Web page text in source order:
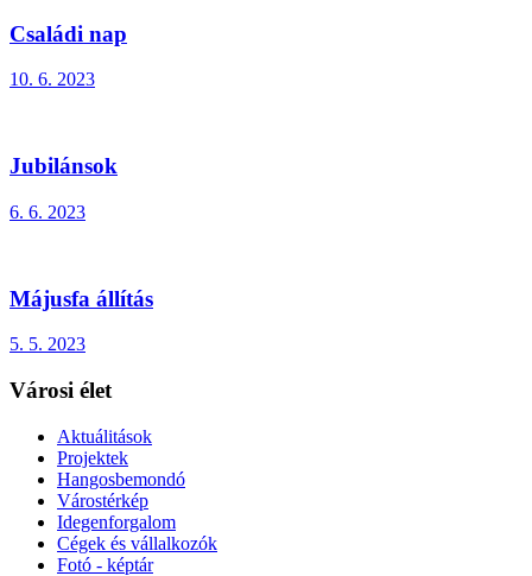
Családi nap
10. 6. 2023
Jubilánsok
6. 6. 2023
Májusfa állítás
5. 5. 2023
Városi élet
Aktuálitások
Projektek
Hangosbemondó
Várostérkép
Idegenforgalom
Cégek és vállalkozók
Fotó - képtár